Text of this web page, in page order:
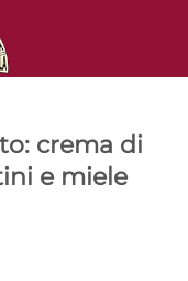
crema di
e miele